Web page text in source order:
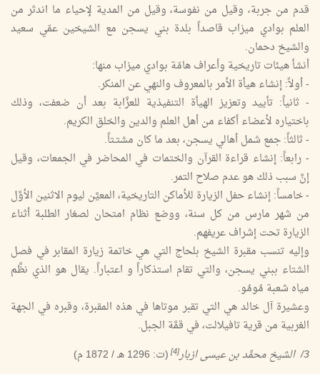
قدم من جربة، وقيل من نفوسة، وقيل من المدية لإحياء ما اندثر من
العلم بوادي ميزاب قاصداً بلدة بني يسجن مع الشيخين عمّي سعيد
والشيخ دحمان.
أنشأ هيئات تاريخية وأعراف هامّة بوادي ميزاب منها:
- أولاً: إنشاء هيأة الأمر بالمعروف والنهي عن المنكر.
- ثانياً: تأييد وتعزيز الهيأة التنفيذية للعزَّابة بعد أن ضعفت، وذلك
باختياره لأعضاء أكفاء من أهل العلم والدين والخلق الكريم.
- ثالثاً: جمع شمل أهالي يسجن، بعد ما كان مشتـتاً.
- رابعاً: إنشاء قراءة القرآن والختمات في المحاضر في الجمعات، وقيل
إنَّ سبب ذلك هو عدم صلاح التمر.
- خامساً: إنشاء حفل الزيارة للأماكن التاريخية، المعيَّن ليوم الاثنين الأوَّل
من شهر مارس من كل سنة، ووضع نظام امتحان لصغار الطلبة أثناء
الزيارة تحت إشراف عريفهم.
وإليه تنسب مقبرة الشيخ بلحاج التي هي خاتمة زيارة المقابر في فصل
الشتاء ببني يسجن، والتي تقام استذكاراً و اعتباراً. يقال هو الذي نظَّم
مياه شعبة مُومُو.
وعشيرة آل خالد هي التي تقبر موتاها في هذه المقبرة، وقبره في الجهة
الغربية من قرية تافيلالت، في قمَّة الجبل.
3/ الشيخ محمَّد بن عيسى ازبار
[4]
(ت: 1296 هـ / 1872 م)